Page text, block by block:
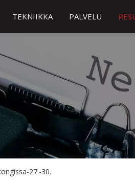
TEKNIIKKA PALVELU
27.-30.